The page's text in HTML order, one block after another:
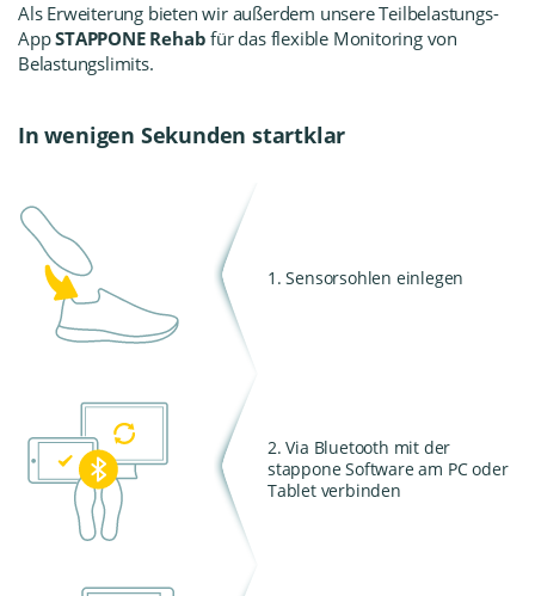
Als Erweiterung bieten wir außerdem unsereTeilbelastungs-
AppSTAPPONE Rehab für das flexible Monitoring von
Belastungslimits.
In wenigen Sekunden startklar
1. Sensorsohlen einlegen
2. Via Bluetooth mit der
stappone Software am PC oder
Tablet verbinden